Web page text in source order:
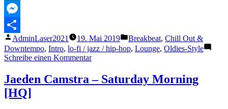
MeWe
Messenger
Teilen
Veröffentlicht
von
AdminLaser2021 19. Mai 2019
Veröffentlicht
unter
Breakbeat, Chill Out &
Downtempo, Intro, lo-fi / jazz / hip-hop, Lounge, Oldies-Style
Schreibe einen Kommentarzu
Camstra
–
Jaeden Camstra – Saturday Morning
[HQ]